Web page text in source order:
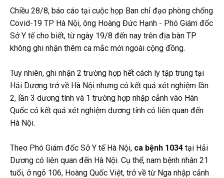
Chiều 28/8, báo cáo tại cuộc họp Ban chỉ đạo phòng chống
Covid-19 TP Hà Nội, ông Hoàng Đức Hạnh - Phó Giám đốc
Sở Y tế cho biết, từ ngày 19/8 đến nay trên địa bàn TP
không ghi nhận thêm ca mắc mới ngoài cộng đồng.
Tuy nhiên, ghi nhận 2 trường hợp hết cách ly tập trung tại
Hải Dương trở về Hà Nội nhưng có kết quả xét nghiệm lần
2, lần 3 dương tính và 1 trường hợp nhập cảnh vào Hàn
Quốc có kết quả xét nghiệm dương tính có liên quan đến
Hà Nội.
Theo Phó Giám đốc Sở Y tế Hà Nội, ca bệnh 1034 tại Hải
Dương có liên quan đến Hà Nội. Cụ thể, nam bệnh nhân 21
tuổi, ở ngõ 106, Hoàng Quốc Việt, trở về từ Nga nhập cảnh